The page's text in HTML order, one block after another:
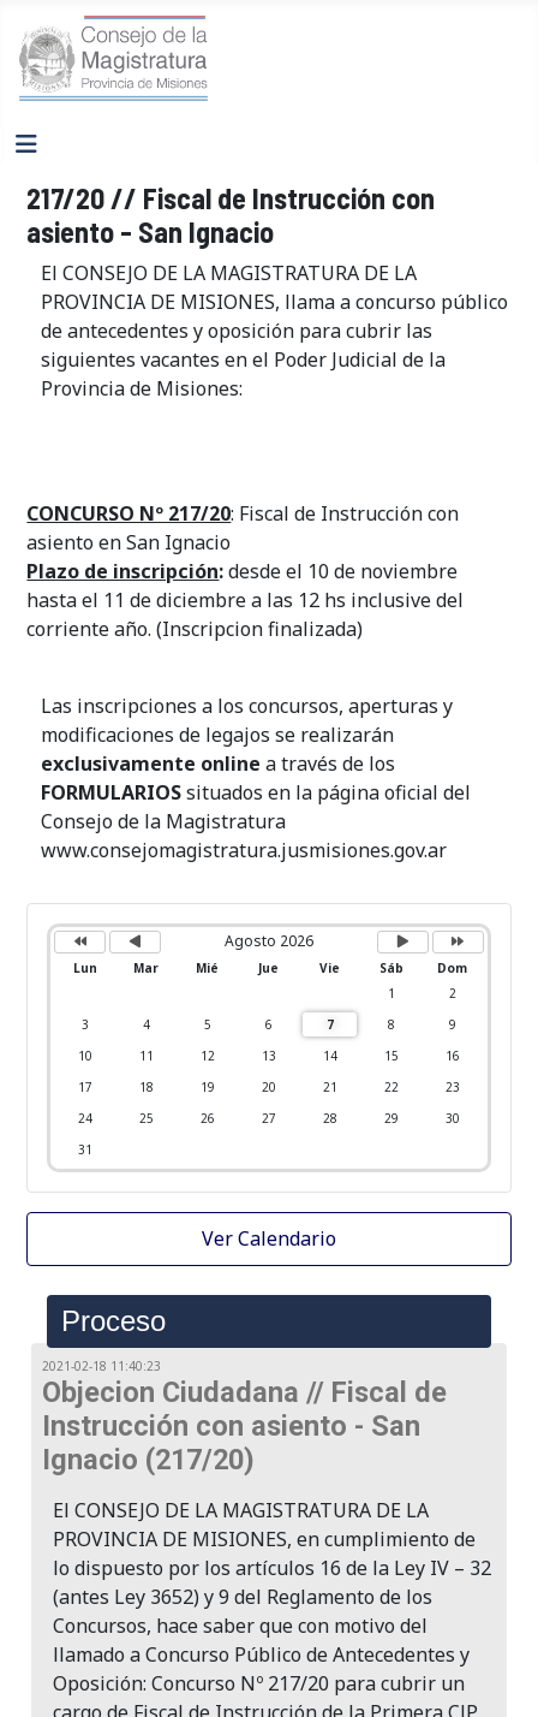
217/20 // Fiscal de Instrucción con
asiento - San Ignacio
El CONSEJO DE LA MAGISTRATURA DE LA
PROVINCIA DE MISIONES, llama a concurso público
de antecedentes y oposición para cubrir las
siguientes vacantes en el Poder Judicial de la
Provincia de Misiones:
CONCURSO Nº 217/20: Fiscal de Instrucción con
asiento en San Ignacio
Plazo de inscripción:desde el 10 de noviembre
hasta el 11 de diciembre a las 12 hs inclusive del
corriente año. (Inscripcion finalizada)
Las inscripciones a los concursos, aperturas y
modificaciones de legajos se realizarán
exclusivamente online a través de los
FORMULARIOSsituados en la página oficial del
Consejo de la Magistratura
www.consejomagistratura.jusmisiones.gov.ar
A
o
a
n
t
o
M
s
a
n
P
ó
x
i
m
o
a
o
P
ó
x
i
m
Agosto 2026
Lun Mar Mié Jue Vie Sáb
Dom
1
2
3
4 5 6 7 8
9
10
11 12 13 14 15
16
17
18 19 20 21 22
23
24
25 26 27 28 29
30
31
Ver Calendario
Proceso
2021-02-18 11:40:23
Objecion Ciudadana // Fiscal de
Instrucción con asiento - San
Ignacio (217/20)
El CONSEJO DE LA MAGISTRATURA DE LA
PROVINCIA DE MISIONES, en cumplimiento de
lo dispuesto por los artículos 16 de la Ley IV – 32
(antes Ley 3652) y 9 del Reglamento de los
Concursos, hace saber que con motivo del
llamado a Concurso Público de Antecedentes y
Oposición: Concurso Nº 217/20 para cubrir un